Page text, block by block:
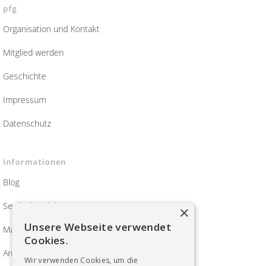
pfg
Organisation und Kontakt
Mitglied werden
Geschichte
Impressum
Datenschutz
Informationen
Blog
Servicebereich
Magazin ArbeitsWelten
Archiv
×
Unsere Webseite verwendet
Cookies.
Wir verwenden Cookies, um die